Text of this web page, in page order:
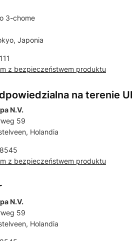
3-chome
Japonia
z bezpieczeństwem produktu
na terenie
N.V.
59
Holandia
z bezpieczeństwem produktu
N.V.
59
Holandia